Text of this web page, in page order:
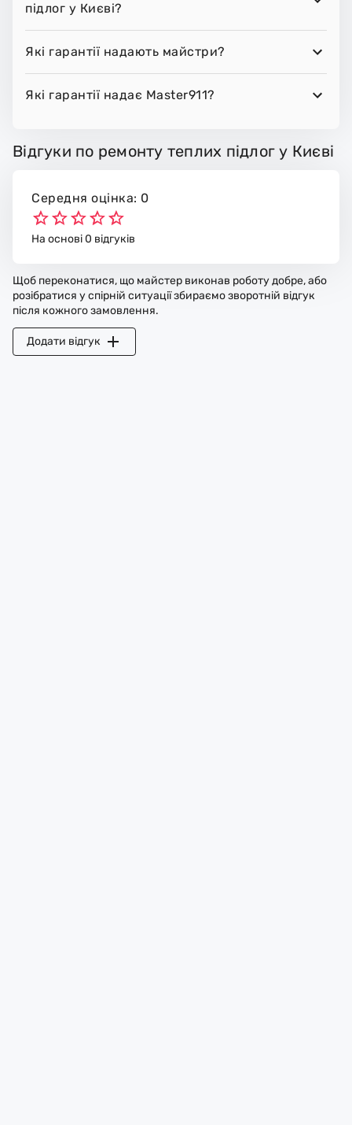
підлог у Києві?
Які гарантії надають майстри?
Які гарантії надає Master911?
Відгуки по ремонту теплих підлог у Києві
Середня оцінка: 0
На основі 0 відгуків
Щоб переконатися, що майстер виконав роботу добре, або
розібратися у спірній ситуації збираємо зворотній відгук
після кожного замовлення.
Додати відгук